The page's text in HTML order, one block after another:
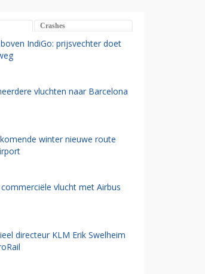
Crashes
IndiGo: prijsvechter doet
vluchten naar Barcelona
winter nieuwe route
vlucht met Airbus
directeur KLM Erik Swelheim